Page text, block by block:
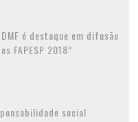
é destaque em difusão
FAPESP 2018”
social